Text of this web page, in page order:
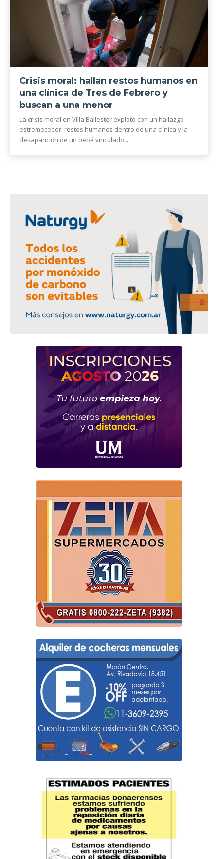
Crisis moral: hallan restos humanos en
una clínica de Tres de Febrero y
buscan a una menor
La crisis moral en Villa Ballester explotó con un hallazgo
estremecedor: restos humanos dentro de una clínica y la
desaparición de un bebé vinculado...